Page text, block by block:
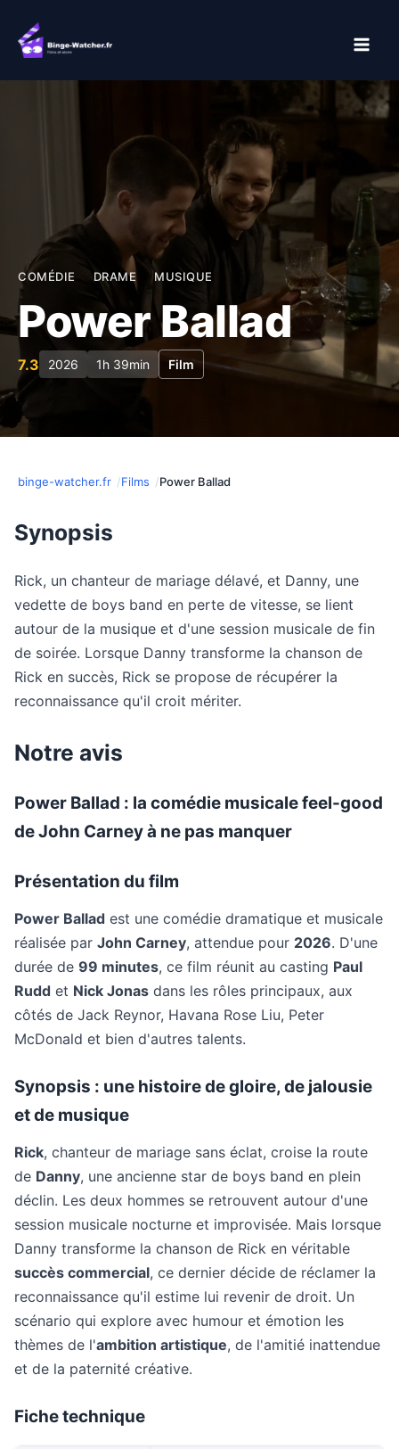
contenu
COMÉDIE DRAME MUSIQUE
Power Ballad
7.3 2026 1h 39min Film
binge-watcher.fr Films Power Ballad
Synopsis
Rick, un chanteur de mariage délavé, et Danny, une
vedette de boys band en perte de vitesse, se lient
autour de la musique et d'une session musicale de fin
de soirée. Lorsque Danny transforme la chanson de
Rick en succès, Rick se propose de récupérer la
reconnaissance qu'il croit mériter.
Notre avis
Power Ballad : la comédie musicale feel-good
de John Carney à ne pas manquer
Présentation du film
Power Ballad est une comédie dramatique et musicale
réalisée par John Carney, attendue pour 2026. D'une
durée de 99 minutes, ce film réunit au casting Paul
Rudd et Nick Jonas dans les rôles principaux, aux
côtés de Jack Reynor, Havana Rose Liu, Peter
McDonald et bien d'autres talents.
Synopsis : une histoire de gloire, de jalousie
et de musique
Rick, chanteur de mariage sans éclat, croise la route
de Danny, une ancienne star de boys band en plein
déclin. Les deux hommes se retrouvent autour d'une
session musicale nocturne et improvisée. Mais lorsque
Danny transforme la chanson de Rick en véritable
succès commercial, ce dernier décide de réclamer la
reconnaissance qu'il estime lui revenir de droit. Un
scénario qui explore avec humour et émotion les
thèmes de l'ambition artistique, de l'amitié inattendue
et de la paternité créative.
Fiche technique